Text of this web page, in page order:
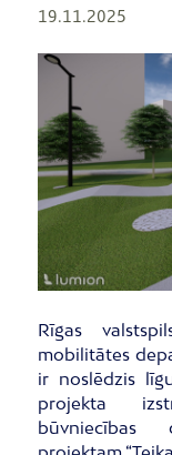
19.11.2025
Rīgas
mobilitātes
ir noslēdzis
projekta
būvniecības